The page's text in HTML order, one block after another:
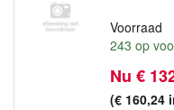
Voorraad
243 op
Nu €
(€ 160,24